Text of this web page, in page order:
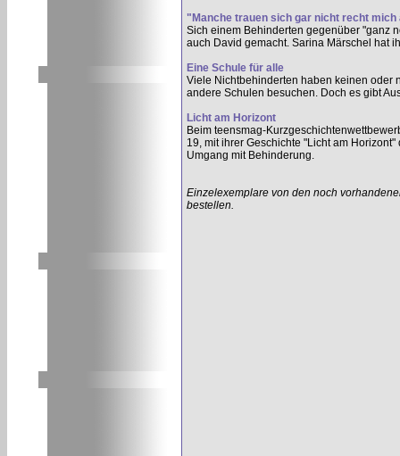
"Manche trauen sich gar nicht recht
Sich einem Behinderten gegenüber "ganz
auch David gemacht. Sarina Märschel hat
Eine Schule für alle
Viele Nichtbehinderten haben keinen oder
andere Schulen besuchen. Doch es gibt
Licht am Horizont
Beim teensmag-
19, mit ihrer Geschichte "Licht am
Umgang mit Behinderung.
Einzelexemplare von den noch
bestellen.